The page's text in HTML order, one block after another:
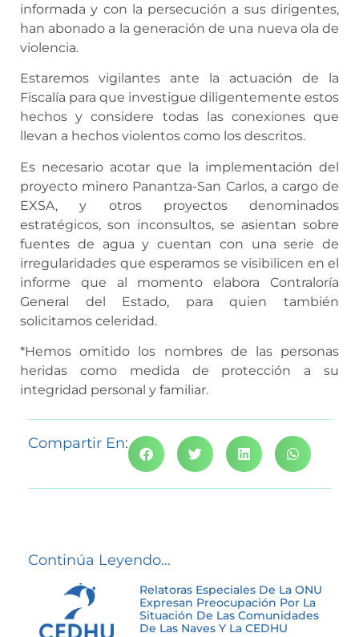
informada y con la persecución a sus dirigentes,
han abonado a la generación de una nueva ola de
violencia.
Estaremos vigilantes ante la actuación de la
Fiscalía para que investigue diligentemente estos
hechos y considere todas las conexiones que
llevan a hechos violentos como los descritos.
Es necesario acotar que la implementación del
proyecto minero Panantza-San Carlos, a cargo de
EXSA, y otros proyectos denominados
estratégicos, son inconsultos, se asientan sobre
fuentes de agua y cuentan con una serie de
irregularidades que esperamos se visibilicen en el
informe que al momento elabora Contraloría
General del Estado, para quien también
solicitamos celeridad.
*Hemos omitido los nombres de las personas
heridas como medida de protección a su
integridad personal y familiar.
Compartir En:
Continúa Leyendo...
Relatoras Especiales De La ONU
Expresan Preocupación Por La
Situación De Las Comunidades
De Las Naves Y La CEDHU